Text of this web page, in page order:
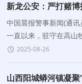
新龙公安：严打赌
中国晨报警事新闻(通讯
一直以来，驻守在高山
所，始终紧盯属地治安
2025-08-26
山西阳城蟒河镇凝